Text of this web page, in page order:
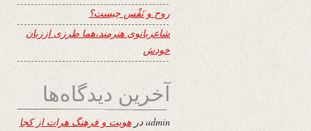
روح و نَفْس چیست؟
شاعربانوی هنرمند،هما طرزی اززبان
خودش
آخرین دیدگاه‌ها
adminدر هویت و فرهنگ هرات از کجا